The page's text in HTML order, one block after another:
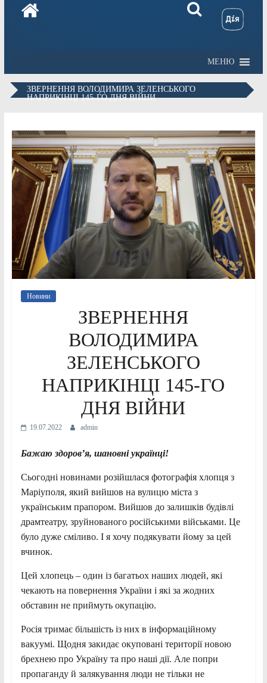
МЕНЮ
ЗВЕРНЕННЯ ВОЛОДИМИРА ЗЕЛЕНСЬКОГО
НАПРИКІНЦІ 145-ГО ДНЯ ВІЙНИ
Новини
ЗВЕРНЕННЯ
ВОЛОДИМИРА
ЗЕЛЕНСЬКОГО
НАПРИКІНЦІ 145-ГО
ДНЯ ВІЙНИ
19.07.2022 admin
Бажаю здоров’я, шановні українці!
Сьогодні новинами розійшлася фотографія хлопця з
Маріуполя, який вийшов на вулицю міста з
українським прапором. Вийшов до залишків будівлі
драмтеатру, зруйнованого російськими військами. Це
було дуже сміливо. І я хочу подякувати йому за цей
вчинок.
Цей хлопець – один із багатьох наших людей, які
чекають на повернення України і які за жодних
обставин не приймуть окупацію.
Росія тримає більшість із них в інформаційному
вакуумі. Щодня закидає окуповані території новою
брехнею про Україну та про наші дії. Але попри
пропаганду й залякування люди не тільки не